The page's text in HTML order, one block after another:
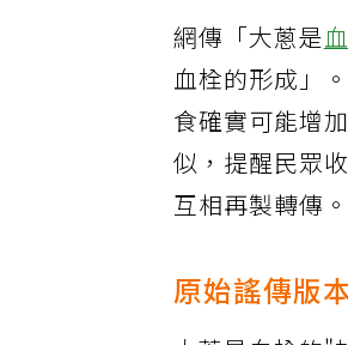
網傳「大蔥是
血栓的形成」
食確實可能增
似，提醒民眾
互相再製轉傳
原始謠傳版